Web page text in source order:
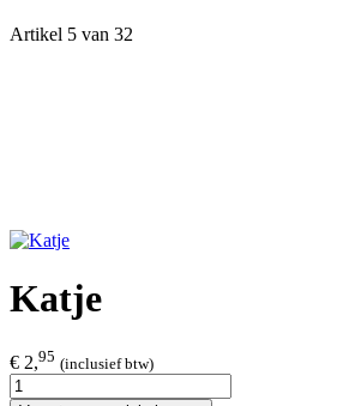
Artikel 5 van 32
Katje
€ 2,95 (inclusief btw)